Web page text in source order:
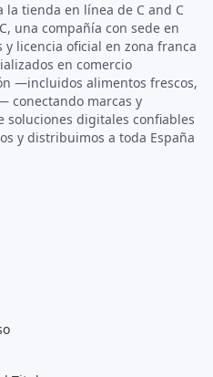
la tienda en línea de C and C
una compañía con sede en
y licencia oficial en zona franca
en comercio
—incluidos alimentos frescos,
conectando marcas y
soluciones digitales confiables
y distribuimos a toda España